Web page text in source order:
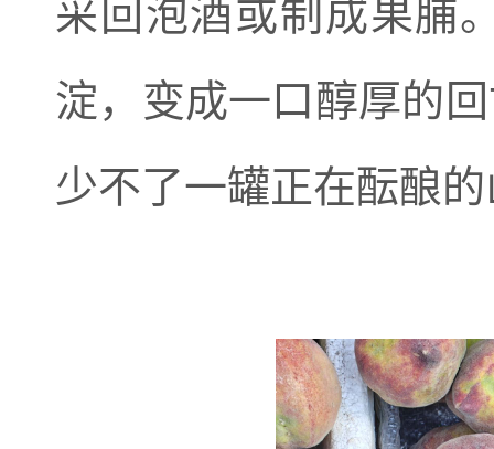
采回泡酒或制成果脯
淀，变成一口醇厚的
少不了一罐正在酝酿